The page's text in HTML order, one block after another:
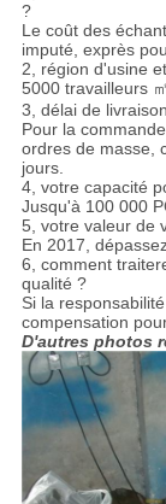
?
Le coût des
imputé, exprès
2, région d'usine
5000 travailleurs
3, délai de
Pour la
ordres de masse,
jours.
4, votre capacité
Jusqu'à 100 000
5, votre valeur de
En 2017,
6, comment
qualité ?
Si la
compensation
D'autres photos